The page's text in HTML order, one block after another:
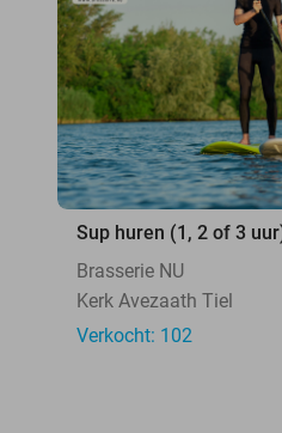
Sup huren (1, 2 of 3
Brasserie NU
Kerk Avezaath Tiel
Verkocht: 102